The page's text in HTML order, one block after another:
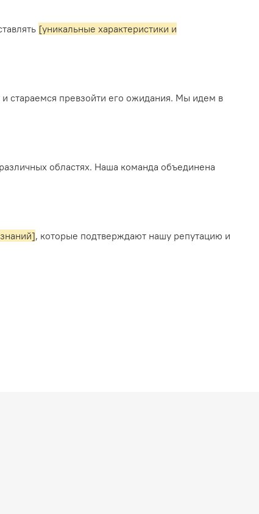
[уникальные характеристики и
стараемся превзойти его ожидания. Мы идем в
областях. Наша команда объединена
, которые подтверждают нашу репутацию и